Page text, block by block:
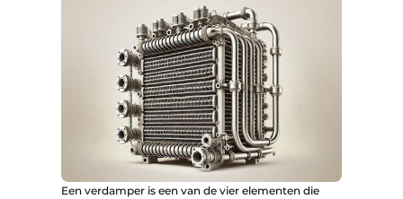
Een verdamper is een van de vier elementen die